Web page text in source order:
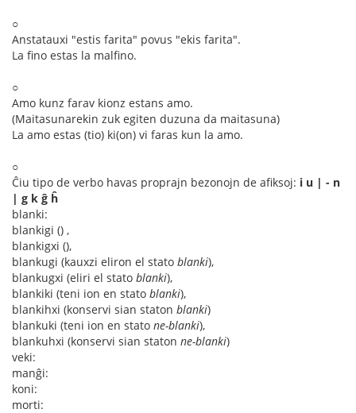
○
Anstatauxi "estis farita" povus "ekis farita".
La fino estas la malfino.
○
Amo kunz farav kionz estans amo.
(Maitasunarekin zuk egiten duzuna da maitasuna)
La amo estas (tio) ki(on) vi faras kun la amo.
○
Ĉiu tipo de verbo havas proprajn bezonojn de afiksoj: i u | - n
| g k ĝ ĥ
blanki:
blankigi () ,
blankigxi (),
blankugi (kauxzi eliron el stato blanki),
blankugxi (eliri el stato blanki),
blankiki (teni ion en stato blanki),
blankihxi (konservi sian staton blanki)
blankuki (teni ion en stato ne-blanki),
blankuhxi (konservi sian staton ne-blanki)
veki:
manĝi:
koni:
morti: